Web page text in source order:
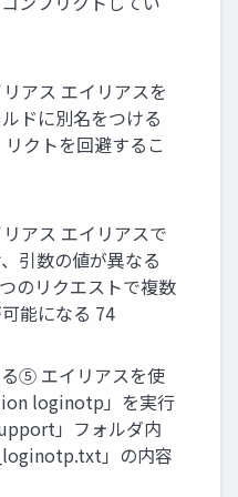
アス エイリアスを
ドに別名をつける
クトを回避するこ
アス エイリアスで
引数の値が異なる
のリクエストで複数
能になる 74
⑤ エイリアスを使
loginotp」を実⾏
」フォルダ内
」の内容